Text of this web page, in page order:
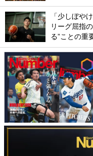
「少しぼや
リーグ屈指
る”ことの重